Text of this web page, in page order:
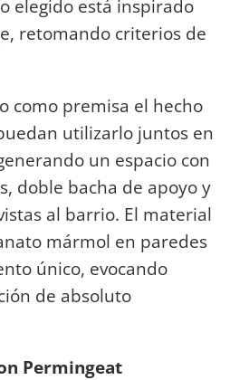
elegido está inspirado
retomando criterios de
como premisa el hecho
utilizarlo juntos en
un espacio con
doble bacha de apoyo y
al barrio. El material
mármol en paredes
único, evocando
de absoluto
Permingeat